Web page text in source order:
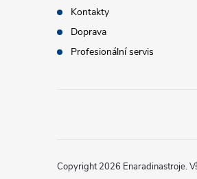
Kontakty
Doprava
Profesionální servis
Copyright 2026 Enaradinastroje.